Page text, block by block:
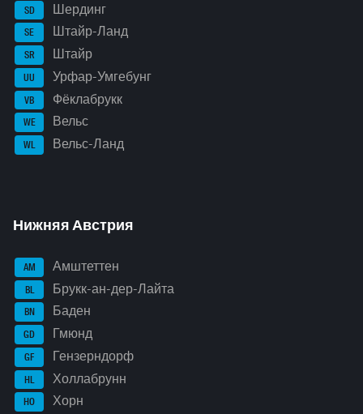
SD Шердинг
SE Штайр-Ланд
SR Штайр
UU Урфар-Умгебунг
VB Фёклабрукк
WE Вельс
WL Вельс-Ланд
Нижняя Австрия
AM Амштеттен
BL Брукк-ан-дер-Лайта
BN Баден
GD Гмюнд
GF Гензерндорф
HL Холлабрунн
HO Хорн